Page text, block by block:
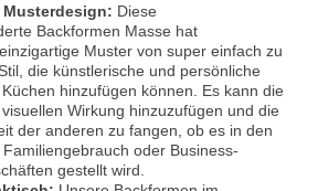
Diese
Backformen Masse hat
Muster von super einfach zu
die künstlerische und persönliche
hinzufügen können. Es kann die
Wirkung hinzuzufügen und die
der anderen zu fangen, ob es in den
oder Business-
gestellt wird.